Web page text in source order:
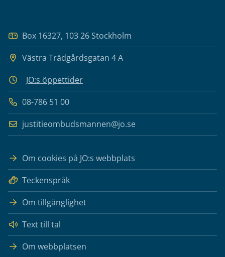
Box 16327, 103 26 Stockholm
Västra Trädgårdsgatan 4 A
JO:s öppettider
08-786 51 00
justitieombudsmannen@jo.se
Om cookies på JO:s webbplats
Teckenspråk
Om tillgänglighet
Text till tal
Om webbplatsen